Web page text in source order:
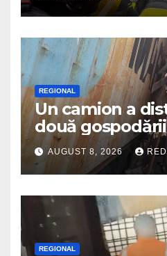
REGIONAL
Un camion a
două
intr-o locuință
AUGUST 8, 2026
REGIONAL